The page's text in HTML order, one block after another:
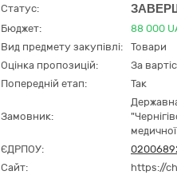
Статус:
Бюджет: 88 000
Вид предмету закупівлі:
Товари
Оцінка пропозицій:
За
Попередній етап:
Так
Замовник:
ЄДРПОУ:
Сайт:
https://